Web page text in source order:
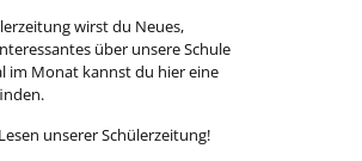
wirst du Neues,
über unsere Schule
im Monat kannst du hier eine
unserer Schülerzeitung!